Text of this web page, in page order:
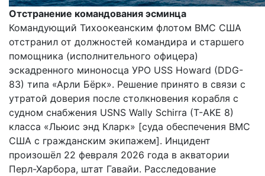
Отстранение командования эсминца
Командующий Тихоокеанским флотом ВМС США
отстранил от должностей командира и старшего
помощника (исполнительного офицера)
эскадренного миноносца УРО USS Howard (DDG-
83) типа «Арли Бёрк». Решение принято в связи с
утратой доверия после столкновения корабля с
судном снабжения USNS Wally Schirra (T-AKE 8)
класса «Льюис энд Кларк» [суда обеспечения ВМС
США с гражданским экипажем]. Инцидент
произошёл 22 февраля 2026 года в акватории
Перл-Харбора, штат Гавайи. Расследование